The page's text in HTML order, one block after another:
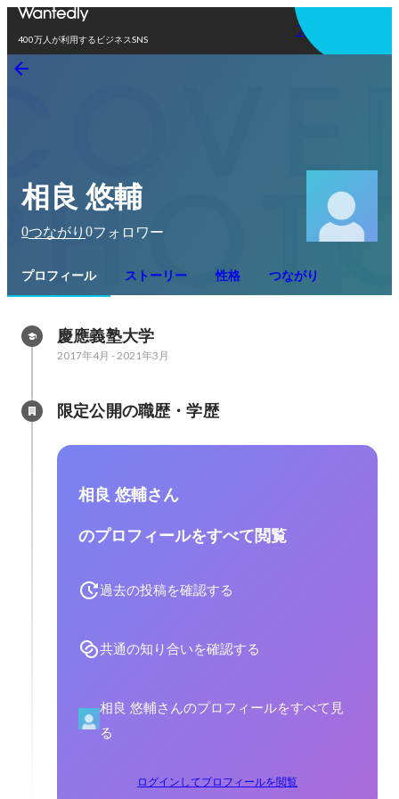
400万人が利用するビジネスSNS
アプリを使う
相良 悠輔
0つながり 0フォロワー
プロフィール ストーリー 性格 つながり
慶應義塾大学
2017年4月 -2021年3月
限定公開の職歴・学歴
相良 悠輔さん
のプロフィールをすべて閲覧
過去の投稿を確認する
共通の知り合いを確認する
相良 悠輔さんのプロフィールをすべて見
る
ログインしてプロフィールを閲覧